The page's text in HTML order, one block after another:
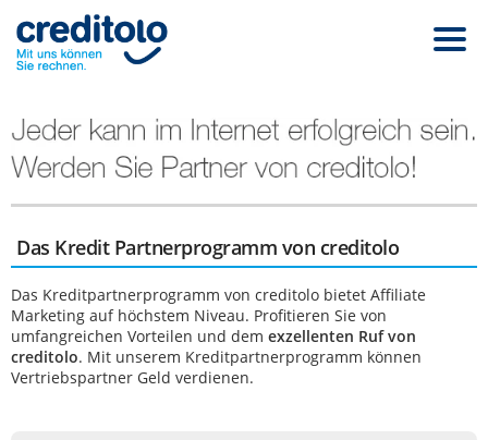
Das Kredit Partner­programm von creditolo
Das Kreditpartnerprogramm von creditolo bietet Affiliate
Marketing auf höchstem Niveau. Profitieren Sie von
umfangreichen Vorteilen und dem exzellenten Ruf von
creditolo. Mit unserem Kreditpartnerprogramm können
Vertriebspartner Geld verdienen.